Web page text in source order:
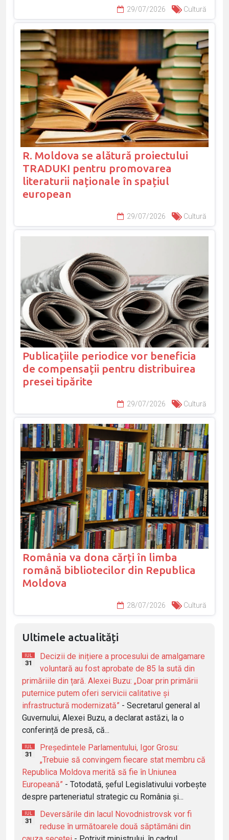
29/07/2026 Cultură
R. Moldova se alătură proiectului
TRADUKI pentru promovarea
literaturii naționale în spațiul
european
29/07/2026 Cultură
Publicațiile periodice vor beneficia
de compensații pentru distribuirea
presei tipărite
29/07/2026 Cultură
România va dona cărți în limba
română bibliotecilor din Republica
Moldova
28/07/2026 Cultură
Ultimele actualități
IUL
31
Decizii de inițiere a procesului de amalgamare
voluntară au fost aprobate de 85 la sută din
primăriile din țară. Alexei Buzu: „Doar prin primării
puternice putem oferi servicii calitative și
infrastructură modernizată” - Secretarul general al
Guvernului, Alexei Buzu, a declarat astăzi, la o
conferință de presă, că...
IUL
31
Președintele Parlamentului, Igor Grosu:
„Trebuie să convingem fiecare stat membru că
Republica Moldova merită să fie în Uniunea
Europeană” - Totodată, șeful Legislativului vorbește
despre parteneriatul strategic cu România și...
IUL
31
Deversările din lacul Novodnistrovsk vor fi
reduse în următoarele două săptămâni din